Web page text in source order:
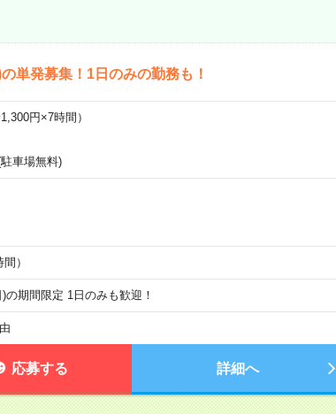
単発募集！1日のみの勤務も！
円×7時間）
車場無料)
）
期間限定 1日のみも歓迎！
応募する 詳細へ